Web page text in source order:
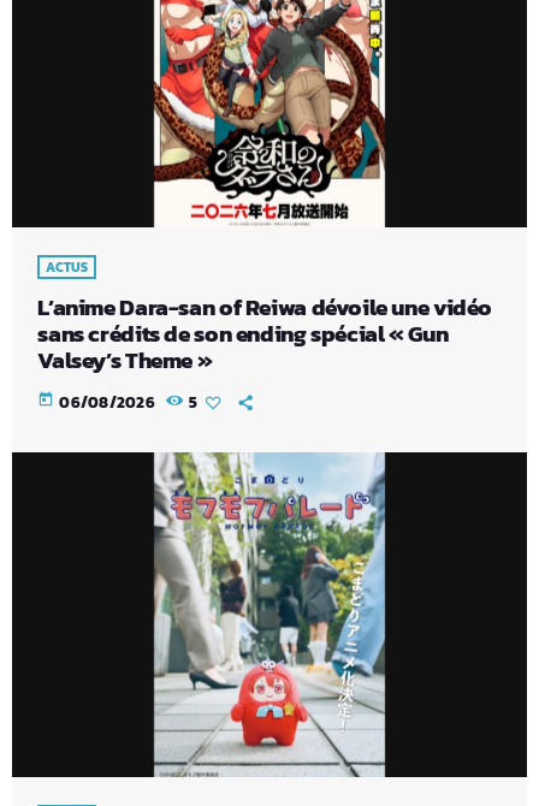
ACTUS
L’anime Dara-san of Reiwa dévoile une vidéo
sans crédits de son ending spécial « Gun
Valsey’s Theme »
today 06/08/2026 5